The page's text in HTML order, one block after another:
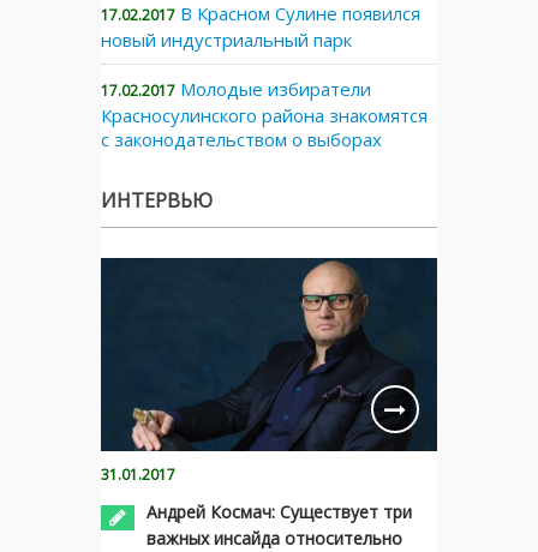
17.02.2017 В Красном Сулине появился
новый индустриальный парк
17.02.2017 Молодые избиратели
Красносулинского района знакомятся
с законодательством о выборах
ИНТЕРВЬЮ
31.01.2017
Андрей Космач: Существует три
важных инсайда относительно